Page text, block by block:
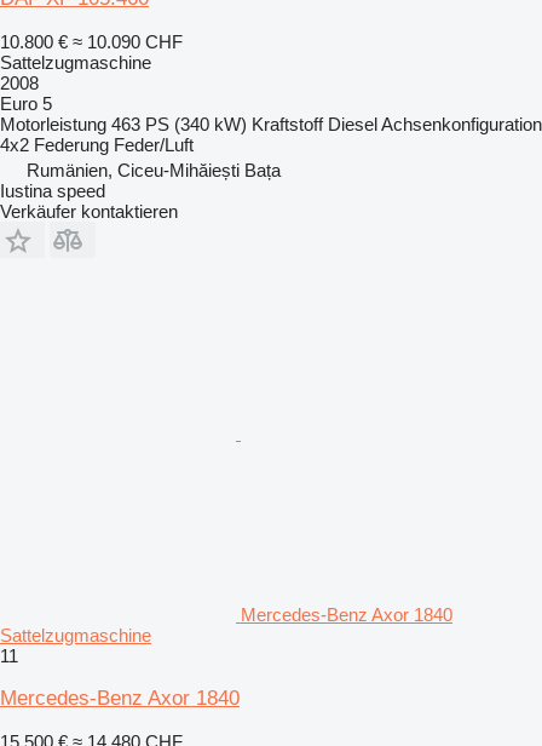
10.800 € ≈ 10.090 CHF
Sattelzugmaschine
2008
Euro 5
Motorleistung 463 PS (340 kW) Kraftstoff DieselAchsenkonfiguration
4x2 Federung Feder/Luft
Rumänien, Ciceu-Mihăiești Bața
Iustina speed
Verkäufer kontaktieren
Mercedes-Benz Axor 1840
Sattelzugmaschine
11
Mercedes-Benz Axor 1840
15.500 € ≈ 14.480 CHF